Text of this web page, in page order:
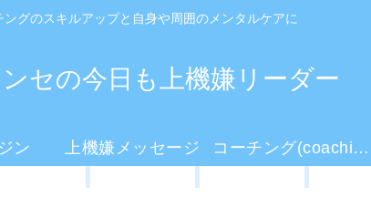
ングのスキルアップと自身や周囲のメンタルケアに
セの今日も上機嫌リーダー
ン 上機嫌メッセージ コーチング(coaching)とは？